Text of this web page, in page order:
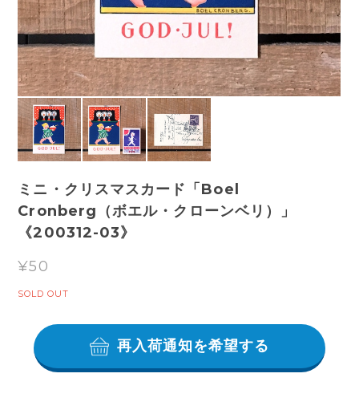
ミニ・クリスマスカード「Boel
Cronberg（ボエル・クローンベリ）」
《200312-03》
¥50
SOLD OUT
再入荷通知を希望する